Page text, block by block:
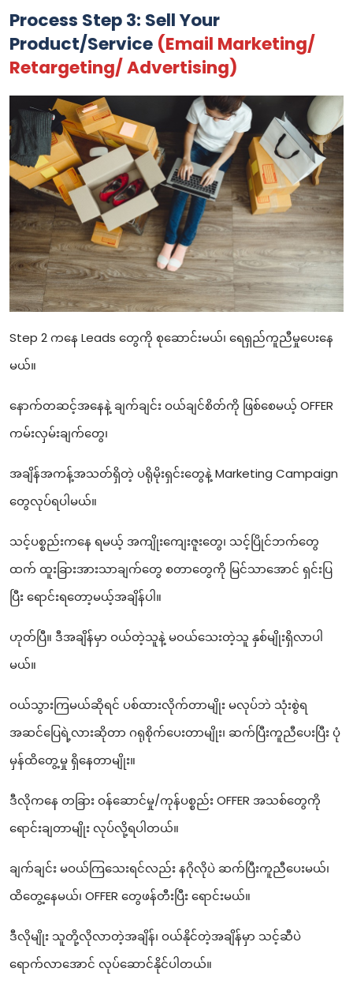
Process Step 3: Sell Your
Product/Service (Email Marketing/
Retargeting/ Advertising)
Step 2 ကနေ Leads တွေကို စုဆောင်းမယ်၊ ရေရှည်ကူညီမှုပေးနေ
မယ်။
နောက်တဆင့်အနေနဲ့ ချက်ချင်း ဝယ်ချင်စိတ်ကို ဖြစ်စေမယ့် OFFER
ကမ်းလှမ်းချက်တွေ၊
အချိန်အကန့်အသတ်ရှိတဲ့ ပရိုမိုးရှင်းတွေနဲ့ Marketing Campaign
တွေလုပ်ရပါမယ်။
သင့်ပစ္စည်းကနေ ရမယ့် အကျိုးကျေးဇူးတွေ၊ သင့်ပြိုင်ဘက်တွေ
ထက် ထူးခြားအားသာချက်တွေ စတာတွေကို မြင်သာအောင် ရှင်းပြ
ပြီး ရောင်းရတော့မယ့်အချိန်ပါ။
ဟုတ်ပြီ။ ဒီအချိန်မှာ ဝယ်တဲ့သူနဲ့ မဝယ်သေးတဲ့သူ နှစ်မျိုးရှိလာပါ
မယ်။
ဝယ်သွားကြမယ်ဆိုရင် ပစ်ထားလိုက်တာမျိုး မလုပ်ဘဲ သုံးစွဲရ
အဆင်ပြေရဲ့လားဆိုတာ ဂရုစိုက်ပေးတာမျိုး၊ ဆက်ပြီးကူညီပေးပြီး ပုံ
မှန်ထိတွေ့မှု ရှိနေတာမျိုး။
ဒီလိုကနေ တခြား ဝန်ဆောင်မှု/ကုန်ပစ္စည်း OFFER အသစ်တွေကို
ရောင်းချတာမျိုး လုပ်လို့ရပါတယ်။
ချက်ချင်း မဝယ်ကြသေးရင်လည်း နဂိုလိုပဲ ဆက်ပြီးကူညီပေးမယ်၊
ထိတွေ့နေမယ်၊ OFFER တွေဖန်တီးပြီး ရောင်းမယ်။
ဒီလိုမျိုး သူတို့လိုလာတဲ့အချိန်၊ ဝယ်နိုင်တဲ့အချိန်မှာ သင့်ဆီပဲ
ရောက်လာအောင် လုပ်ဆောင်နိုင်ပါတယ်။